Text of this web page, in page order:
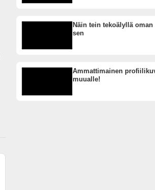
Näin tein tekoälyllä
sen
Ammattimainen
muualle!